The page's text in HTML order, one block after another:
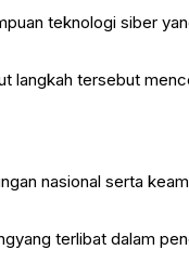
teknologi siber
langkah tersebut
nasional serta
terlibat dalam